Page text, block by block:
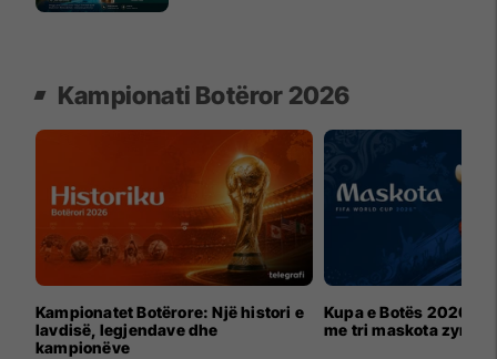
Kampionati Botëror 2026
Kampionatet Botërore: Një histori e
lavdisë, legjendave dhe
kampionëve
Kupa e Botës 2026
me tri maskota zyrtare